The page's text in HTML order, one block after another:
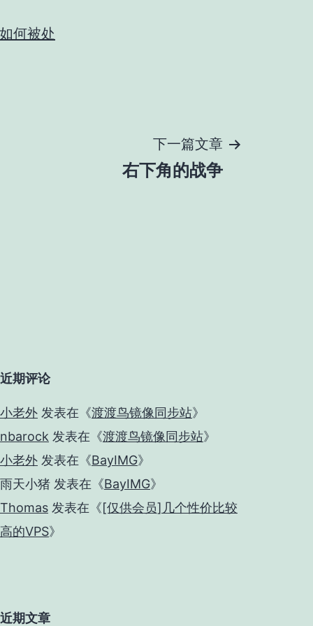
何被处
下一篇文章
右下角的战争
近期评论
小老外 发表在《渡渡鸟镜像同步站》
nbarock 发表在《渡渡鸟镜像同步站》
小老外 发表在《BayIMG》
雨天小猪 发表在《BayIMG》
Thomas 发表在《[仅供会员]几个性价比较
高的VPS》
近期文章